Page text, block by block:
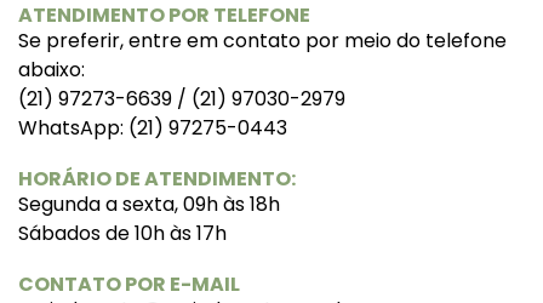
ATENDIMENTO POR TELEFONE
Se preferir, entre em contato por meio do telefone
abaixo:
(21) 97273-6639 / (21) 97030-2979
WhatsApp: (21) 97275-0443
HORÁRIO DE ATENDIMENTO:
Segunda a sexta, 09h às 18h
Sábados de 10h às 17h
CONTATO POR E-MAIL